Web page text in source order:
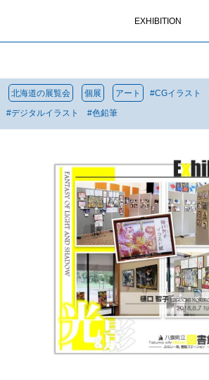
EXHIBITION
北海道の展覧会 個展 アート #CGイラスト
#デジタルイラスト #色鉛筆